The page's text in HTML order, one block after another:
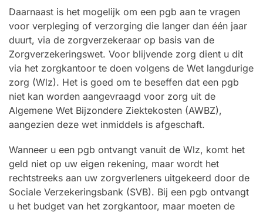
Daarnaast is het mogelijk om een pgb aan te vragen
voor verpleging of verzorging die langer dan één jaar
duurt, via de zorgverzekeraar op basis van de
Zorgverzekeringswet. Voor blijvende zorg dient u dit
via het zorgkantoor te doen volgens de Wet langdurige
zorg (Wlz). Het is goed om te beseffen dat een pgb
niet kan worden aangevraagd voor zorg uit de
Algemene Wet Bijzondere Ziektekosten (AWBZ),
aangezien deze wet inmiddels is afgeschaft.
Wanneer u een pgb ontvangt vanuit de Wlz, komt het
geld niet op uw eigen rekening, maar wordt het
rechtstreeks aan uw zorgverleners uitgekeerd door de
Sociale Verzekeringsbank (SVB). Bij een pgb ontvangt
u het budget van het zorgkantoor, maar moeten de